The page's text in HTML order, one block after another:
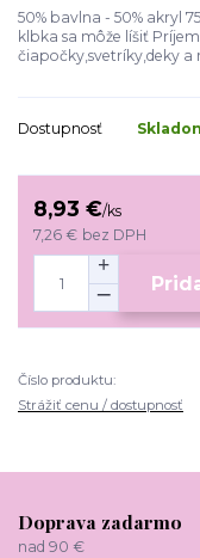
50% bavlna - 50% akryl
klbka sa môže líšiť
čiapočky,svetríky,deky a
Dostupnosť
8,93 €/ks
7,26 € bez DPH
Číslo produktu:
Strážiť cenu / dostupnosť
Doprava zadarmo
nad 90 €